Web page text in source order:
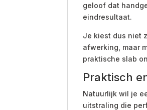
geloof dat
eindresultaat.
Je kiest dus niet
afwerking, maar
praktische slab
Praktisch
Natuurlijk wil je
uitstraling die